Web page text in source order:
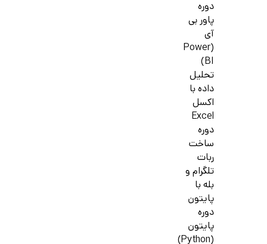
دوره
پاور بی
آی
(Power
BI)
تحلیل
داده با
اکسل
Excel
دوره
ساخت
ربات
تلگرام و
بله با
پایتون
دوره
پایتون
(Python)